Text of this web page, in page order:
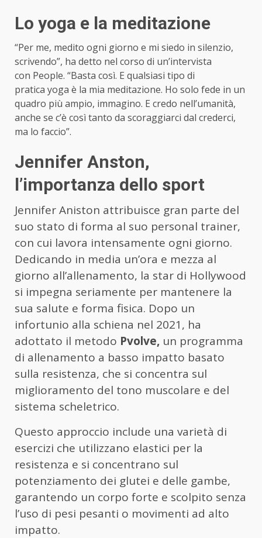
Lo yoga e la meditazione
“Per me, medito ogni giorno e mi siedo in silenzio,
scrivendo”, ha detto nel corso di un’intervista
con People. “Basta così. E qualsiasi tipo di
pratica yoga è la mia meditazione. Ho solo fede in un
quadro più ampio, immagino. E credo nell’umanità,
anche se c’è così tanto da scoraggiarci dal crederci,
ma lo faccio”.
Jennifer Anston,
l’importanza dello sport
Jennifer Aniston attribuisce gran parte del
suo stato di forma al suo personal trainer,
con cui lavora intensamente ogni giorno.
Dedicando in media un’ora e mezza al
giorno all’allenamento, la star di Hollywood
si impegna seriamente per mantenere la
sua salute e forma fisica. Dopo un
infortunio alla schiena nel 2021, ha
adottato il metodo Pvolve, un programma
di allenamento a basso impatto basato
sulla resistenza, che si concentra sul
miglioramento del tono muscolare e del
sistema scheletrico.
Questo approccio include una varietà di
esercizi che utilizzano elastici per la
resistenza e si concentrano sul
potenziamento dei glutei e delle gambe,
garantendo un corpo forte e scolpito senza
l’uso di pesi pesanti o movimenti ad alto
impatto.